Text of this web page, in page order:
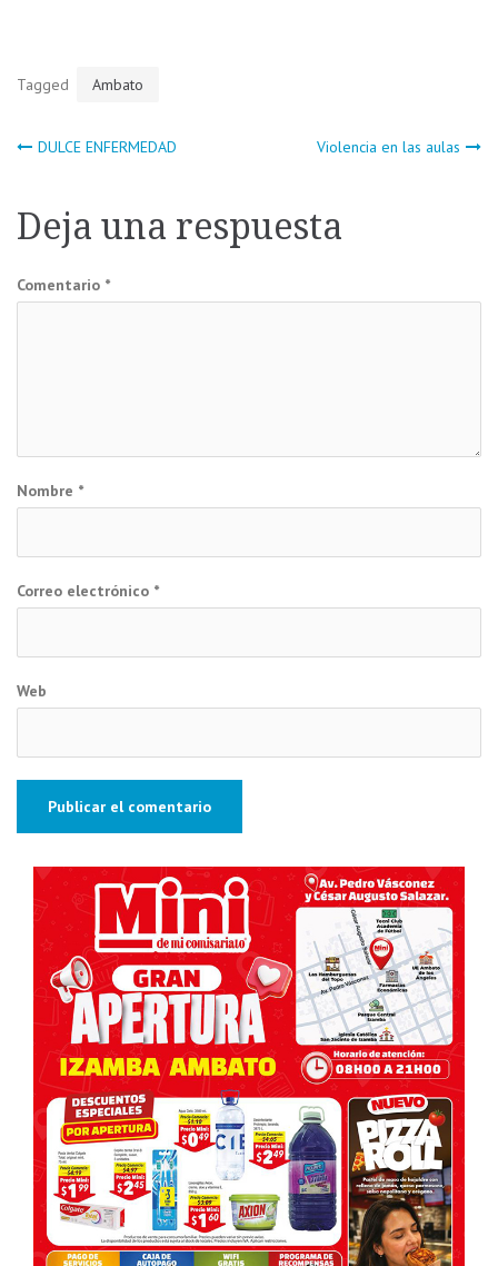
Tagged Ambato
Navegación
de
entradas
DULCE ENFERMEDAD Violencia en las aulas
Deja una respuesta
Comentario *
Nombre *
Correo electrónico *
Web